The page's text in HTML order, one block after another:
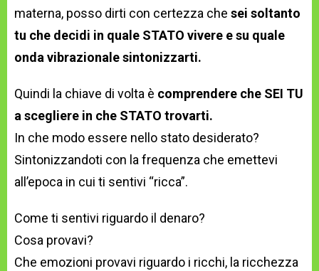
materna, posso dirti con certezza che sei soltanto
tu che decidi in quale STATO vivere e su quale
onda vibrazionale sintonizzarti.
Quindi la chiave di volta è comprendere che SEI TU
a scegliere in che STATO trovarti.
In che modo essere nello stato desiderato?
Sintonizzandoti con la frequenza che emettevi
all’epoca in cui ti sentivi “ricca”.
Come ti sentivi riguardo il denaro?
Cosa provavi?
Che emozioni provavi riguardo i ricchi, la ricchezza